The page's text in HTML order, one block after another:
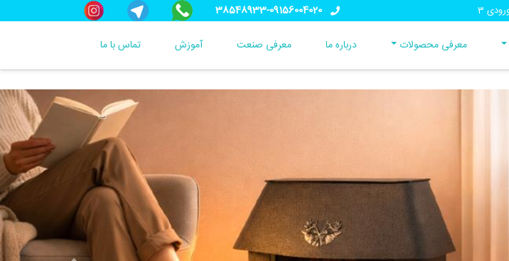
38548933-09156004020
معرفی محصولات درباره ما معرفی صنعت آموزش تماس با ما